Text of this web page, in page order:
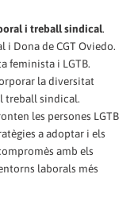
i treball sindical.
i Dona de CGT Oviedo.
feminista i LGTB.
la diversitat
treball sindical.
les persones LGTB
a adoptar i els
amb els
laborals més